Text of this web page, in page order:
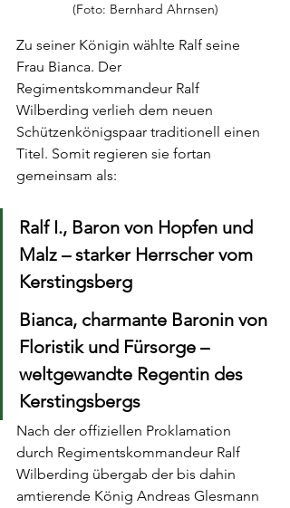
(Foto: Bernhard Ahrnsen)
Zu seiner Königin wählte Ralf seine
Frau Bianca. Der
Regimentskommandeur Ralf
Wilberding verlieh dem neuen
Schützenkönigspaar traditionell einen
Titel. Somit regieren sie fortan
gemeinsam als:
Ralf I., Baron von Hopfen und
Malz – starker Herrscher vom
Kerstingsberg
Bianca, charmante Baronin von
Floristik und Fürsorge –
weltgewandte Regentin des
Kerstingsbergs
Nach der offiziellen Proklamation
durch Regimentskommandeur Ralf
Wilberding übergab der bis dahin
amtierende König Andreas Glesmann